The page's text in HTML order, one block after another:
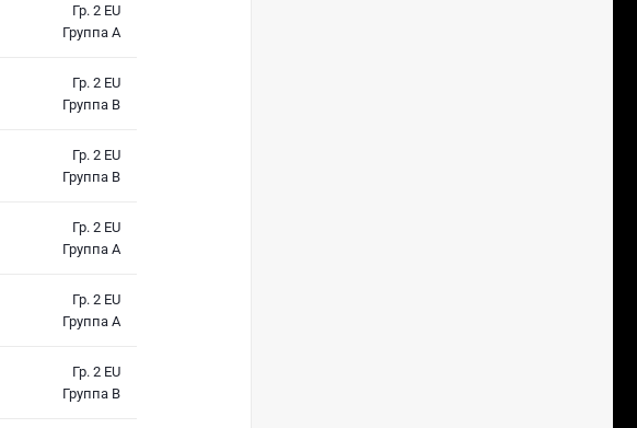
Гр. 2 EU
Группа A
Гр. 2 EU
Группа B
Гр. 2 EU
Группа B
Гр. 2 EU
Группа A
Гр. 2 EU
Группа A
Гр. 2 EU
Группа B